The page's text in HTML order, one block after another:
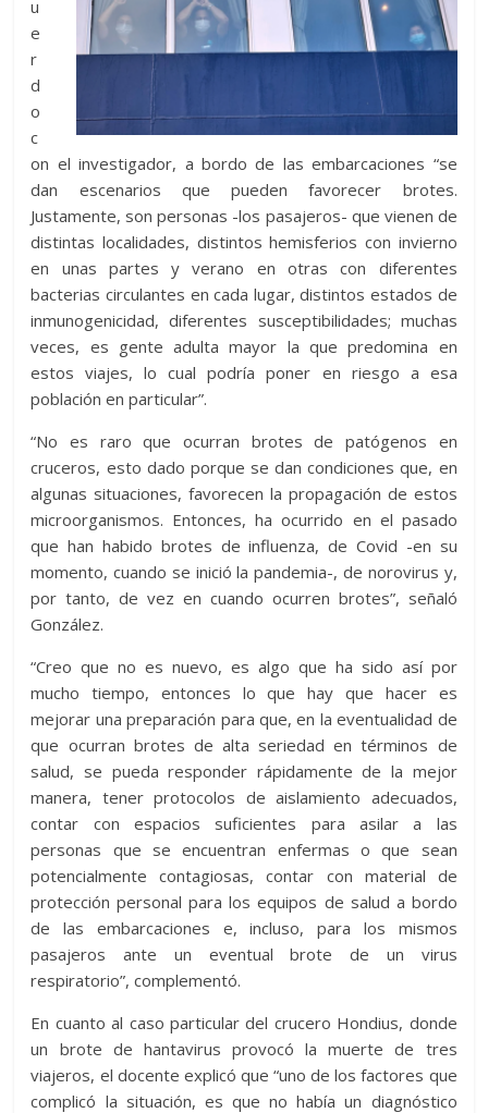
u
e
r
d
o
c
on el investigador, a bordo de las embarcaciones “se
dan escenarios que pueden favorecer brotes.
Justamente, son personas -los pasajeros- que vienen de
distintas localidades, distintos hemisferios con invierno
en unas partes y verano en otras con diferentes
bacterias circulantes en cada lugar, distintos estados de
inmunogenicidad, diferentes susceptibilidades; muchas
veces, es gente adulta mayor la que predomina en
estos viajes, lo cual podría poner en riesgo a esa
población en particular”.
“No es raro que ocurran brotes de patógenos en
cruceros, esto dado porque se dan condiciones que, en
algunas situaciones, favorecen la propagación de estos
microorganismos. Entonces, ha ocurrido en el pasado
que han habido brotes de influenza, de Covid -en su
momento, cuando se inició la pandemia-, de norovirus y,
por tanto, de vez en cuando ocurren brotes”, señaló
González.
“Creo que no es nuevo, es algo que ha sido así por
mucho tiempo, entonces lo que hay que hacer es
mejorar una preparación para que, en la eventualidad de
que ocurran brotes de alta seriedad en términos de
salud, se pueda responder rápidamente de la mejor
manera, tener protocolos de aislamiento adecuados,
contar con espacios suficientes para asilar a las
personas que se encuentran enfermas o que sean
potencialmente contagiosas, contar con material de
protección personal para los equipos de salud a bordo
de las embarcaciones e, incluso, para los mismos
pasajeros ante un eventual brote de un virus
respiratorio”, complementó.
En cuanto al caso particular del crucero Hondius, donde
un brote de hantavirus provocó la muerte de tres
viajeros, el docente explicó que “uno de los factores que
complicó la situación, es que no había un diagnóstico